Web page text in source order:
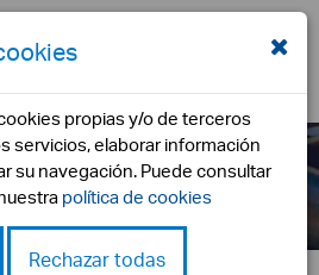
tic: herramientas para la gestión de
de cuadros de mando
propias y/o de terceros
servicios, elaborar información
su navegación. Puede consultar
política de cookies
Rechazar todas